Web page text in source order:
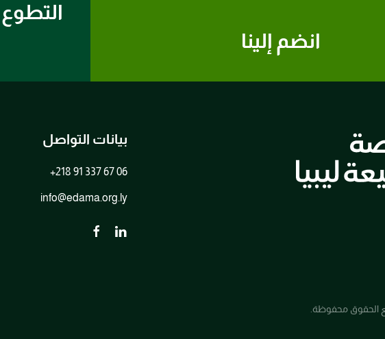
انضم إلينا
التطوع
بيانات التواصل
+218 91 337 67 06
info@edama.org.ly